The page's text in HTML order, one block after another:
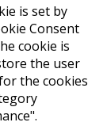
is set by
Consent
cookie is
the user
the cookies